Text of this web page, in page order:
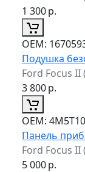
1 300р.
ОЕМ:
Подушка
Ford Focus
3 800р.
ОЕМ:
Панель
Ford Focus
5 000р.